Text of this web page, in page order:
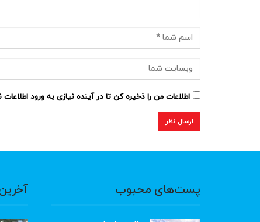
اطلاعات من را ذخیره کن تا در آینده نیازی به ورود
پست‌های محبوب